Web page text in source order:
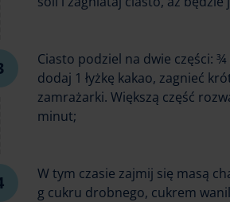
Ciasto podziel na dwie części:
dodaj 1 łyżkę kakao, zagnieć
zamrażarki. Większą część
minut;
W tym czasie zajmij się masą
g cukru drobnego, cukrem